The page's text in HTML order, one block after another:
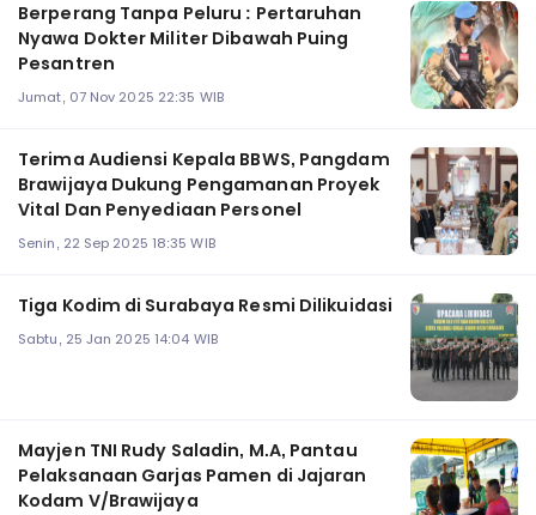
Berperang Tanpa Peluru : Pertaruhan
Nyawa Dokter Militer Dibawah Puing
Pesantren
Jumat, 07 Nov 2025 22:35 WIB
Terima Audiensi Kepala BBWS, Pangdam
Brawijaya Dukung Pengamanan Proyek
Vital Dan Penyediaan Personel
Senin, 22 Sep 2025 18:35 WIB
Tiga Kodim di Surabaya Resmi Dilikuidasi
Sabtu, 25 Jan 2025 14:04 WIB
Mayjen TNI Rudy Saladin, M.A, Pantau
Pelaksanaan Garjas Pamen di Jajaran
Kodam V/Brawijaya